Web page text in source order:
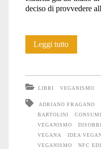
deciso di provvedere
Leggi tuttoPrima
vegana”
LIBRI VEGANISMO
ADRIANO FRAGANO
BARTOLINI
VEGANISMO
VEGANA
IDEA
VEGANISMO
NFC